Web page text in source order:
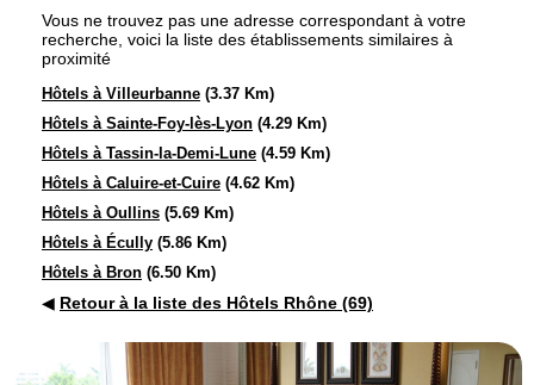
Vous ne trouvez pas une adresse correspondant à votre
recherche, voici la liste des établissements similaires à
proximité
Hôtels à Villeurbanne (3.37 Km)
Hôtels à Sainte-Foy-lès-Lyon (4.29 Km)
Hôtels à Tassin-la-Demi-Lune (4.59 Km)
Hôtels à Caluire-et-Cuire (4.62 Km)
Hôtels à Oullins (5.69 Km)
Hôtels à Écully (5.86 Km)
Hôtels à Bron (6.50 Km)
◀ Retour à la liste des Hôtels Rhône (69)